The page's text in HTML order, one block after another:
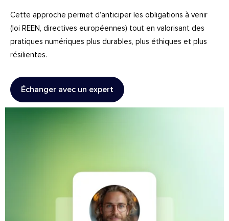
Cette approche permet d’anticiper les obligations à venir
(loi REEN, directives européennes) tout en valorisant des
pratiques numériques plus durables, plus éthiques et plus
résilientes.
Échanger avec un expert